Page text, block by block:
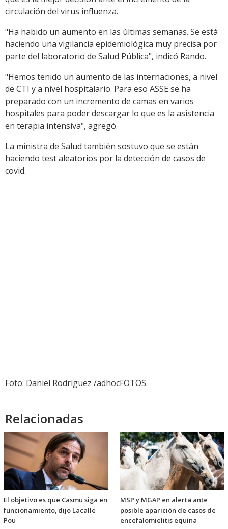
circulación del virus influenza.
"Ha habido un aumento en las últimas semanas. Se está
haciendo una vigilancia epidemiológica muy precisa por
parte del laboratorio de Salud Pública", indicó Rando.
"Hemos tenido un aumento de las internaciones, a nivel
de CTI y a nivel hospitalario. Para eso ASSE se ha
preparado con un incremento de camas en varios
hospitales para poder descargar lo que es la asistencia
en terapia intensiva", agregó.
La ministra de Salud también sostuvo que se están
haciendo test aleatorios por la detección de casos de
covid.
Foto: Daniel Rodriguez /adhocFOTOS.
Relacionadas
El objetivo es que Casmu siga en
funcionamiento, dijo Lacalle
Pou
MSP y MGAP en alerta ante
posible aparición de casos de
encefalomielitis equina